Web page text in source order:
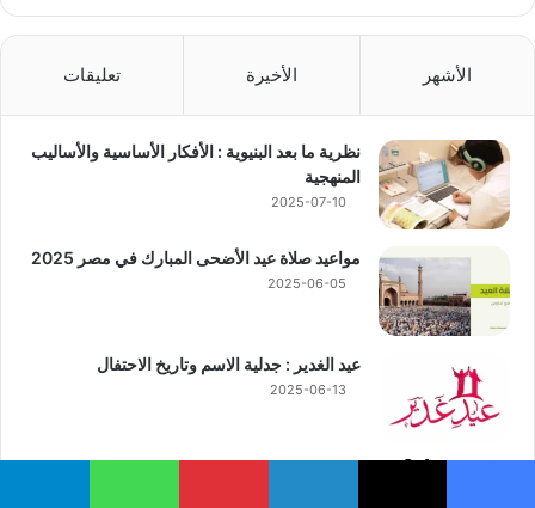
الأشهر الأخيرة تعليقات
نظرية ما بعد البنيوية : الأفكار الأساسية والأساليب
المنهجية
2025-07-10
مواعيد صلاة عيد الأضحى المبارك في مصر 2025
2025-06-05
عيد الغدير : جدلية الاسم وتاريخ الاحتفال
2025-06-13